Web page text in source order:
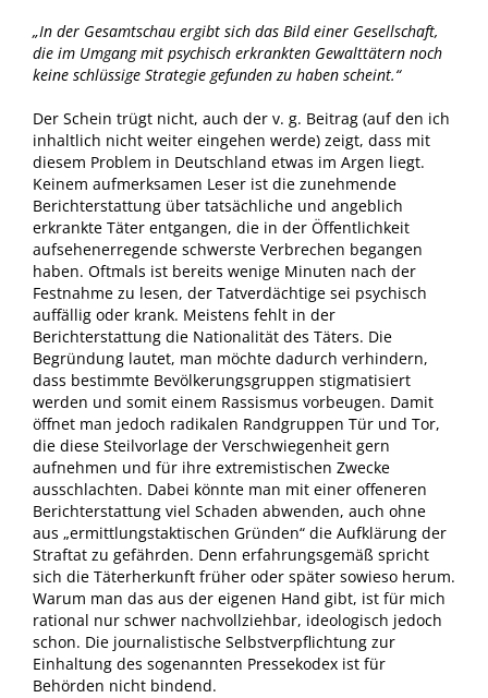
„In der Gesamtschau ergibt sich das Bild einer Gesellschaft,
die im Umgang mit psychisch erkrankten Gewalttätern noch
keine schlüssige Strategie gefunden zu haben scheint.“
Der Schein trügt nicht, auch der v. g. Beitrag (auf den ich
inhaltlich nicht weiter eingehen werde) zeigt, dass mit
diesem Problem in Deutschland etwas im Argen liegt.
Keinem aufmerksamen Leser ist die zunehmende
Berichterstattung über tatsächliche und angeblich
erkrankte Täter entgangen, die in der Öffentlichkeit
aufsehenerregende schwerste Verbrechen begangen
haben. Oftmals ist bereits wenige Minuten nach der
Festnahme zu lesen, der Tatverdächtige sei psychisch
auffällig oder krank. Meistens fehlt in der
Berichterstattung die Nationalität des Täters. Die
Begründung lautet, man möchte dadurch verhindern,
dass bestimmte Bevölkerungsgruppen stigmatisiert
werden und somit einem Rassismus vorbeugen. Damit
öffnet man jedoch radikalen Randgruppen Tür und Tor,
die diese Steilvorlage der Verschwiegenheit gern
aufnehmen und für ihre extremistischen Zwecke
ausschlachten. Dabei könnte man mit einer offeneren
Berichterstattung viel Schaden abwenden, auch ohne
aus „ermittlungstaktischen Gründen“ die Aufklärung der
Straftat zu gefährden. Denn erfahrungsgemäß spricht
sich die Täterherkunft früher oder später sowieso herum.
Warum man das aus der eigenen Hand gibt, ist für mich
rational nur schwer nachvollziehbar, ideologisch jedoch
schon. Die journalistische Selbstverpflichtung zur
Einhaltung des sogenannten Pressekodex ist für
Behörden nicht bindend.